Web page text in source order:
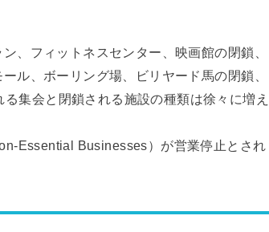
、フィットネスセンター、映画館の閉鎖、
ル、ボーリング場、ビリヤード馬の閉鎖、
集会と閉鎖される施設の種類は徐々に増え
Essential Businesses）が営業停止とされ